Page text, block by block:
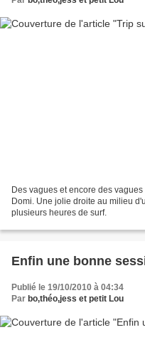
Des vagues et encore des
Domi. Une jolie droite au milieu
plusieurs heures de surf.
Enfin une bonne
Publié le 19/10/2010 à 04:34
Par bo,théo,jess et petit Lou